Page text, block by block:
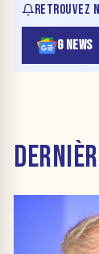
RETROUVEZ
G NEWS